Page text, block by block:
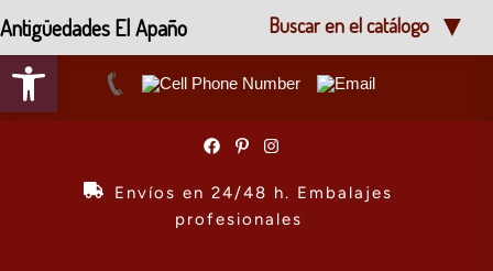
Abrir barra de herramientas
Envíos en 24/48 h. Embalajes
profesionales
Antigüedades El Apaño Buscar en el catálogo